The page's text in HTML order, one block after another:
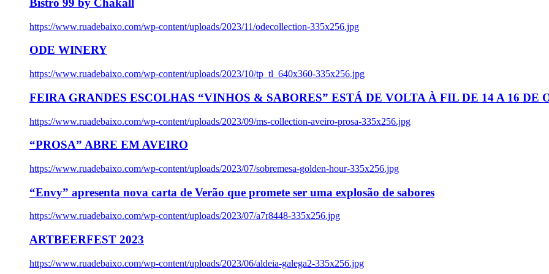
Bistro 99 by Chakall
https://www.ruadebaixo.com/wp-content/uploads/2023/11/odecollection-335x256.jpg
ODE WINERY
https://www.ruadebaixo.com/wp-content/uploads/2023/10/tp_tl_640x360-335x256.jpg
FEIRA GRANDES ESCOLHAS “VINHOS & SABORES” ESTÁ DE VOLTA À FIL DE 14 A 16 DE
https://www.ruadebaixo.com/wp-content/uploads/2023/09/ms-collection-aveiro-prosa-335x256.jpg
“PROSA” ABRE EM AVEIRO
https://www.ruadebaixo.com/wp-content/uploads/2023/07/sobremesa-golden-hour-335x256.jpg
“Envy” apresenta nova carta de Verão que promete ser uma explosão de sabores
https://www.ruadebaixo.com/wp-content/uploads/2023/07/a7r8448-335x256.jpg
ARTBEERFEST 2023
https://www.ruadebaixo.com/wp-content/uploads/2023/06/aldeia-galega2-335x256.jpg